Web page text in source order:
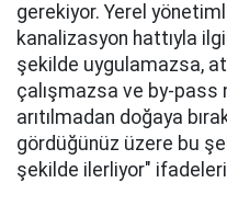
gerekiyor. Yerel
kanalizasyon hattıyla
şekilde uygulamazsa,
çalışmazsa ve by-
arıtılmadan doğaya
gördüğünüz üzere bu
şekilde ilerliyor"